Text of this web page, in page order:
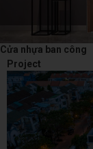
Cửa nhựa ban công
Project